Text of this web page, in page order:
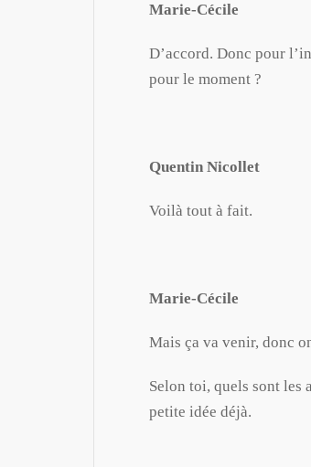
Marie-Cécile
D’accord. Donc pour
pour le moment ?
Quentin Nicollet
Voilà tout à fait.
Marie-Cécile
Mais ça va venir, donc
Selon toi, quels sont les
petite idée déjà.